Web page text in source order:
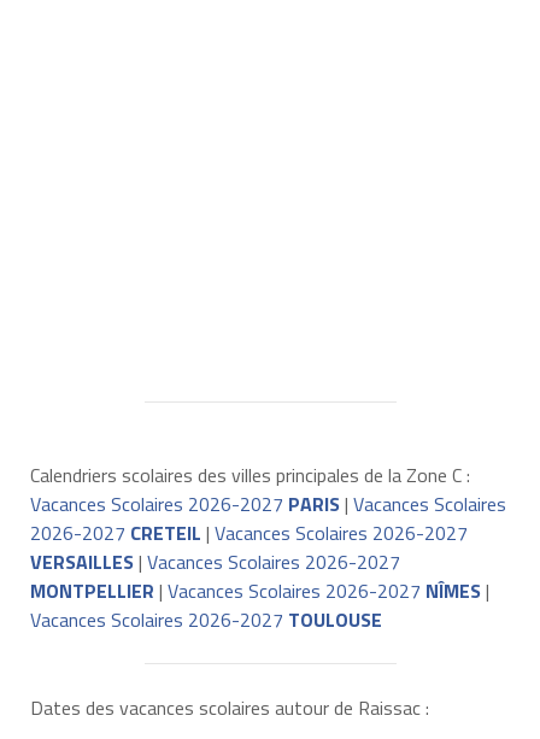
Calendriers scolaires des villes principales de la Zone C :
Vacances Scolaires 2026-2027 PARIS| Vacances Scolaires
2026-2027 CRETEIL | Vacances Scolaires 2026-2027
VERSAILLES| Vacances Scolaires 2026-2027
MONTPELLIER | Vacances Scolaires 2026-2027 NÎMES|
Vacances Scolaires 2026-2027 TOULOUSE
Dates des vacances scolaires autour de Raissac :